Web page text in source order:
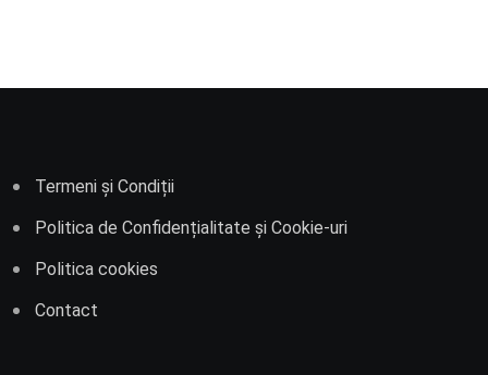
Termeni și Condiții
Politica de Confidențialitate și Cookie-uri
Politica cookies
Contact